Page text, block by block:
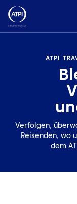
Fachwissen
Ressourcen
Über uns
Nachhaltigkeit
TravelHub
ATPI
Verfolgen,
Reisenden, wo
dem